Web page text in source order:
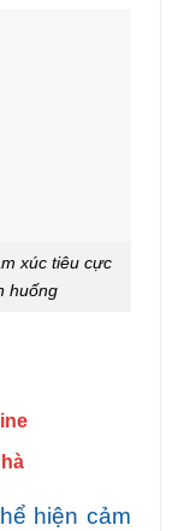
xúc tiêu cực
huống
hiện cảm